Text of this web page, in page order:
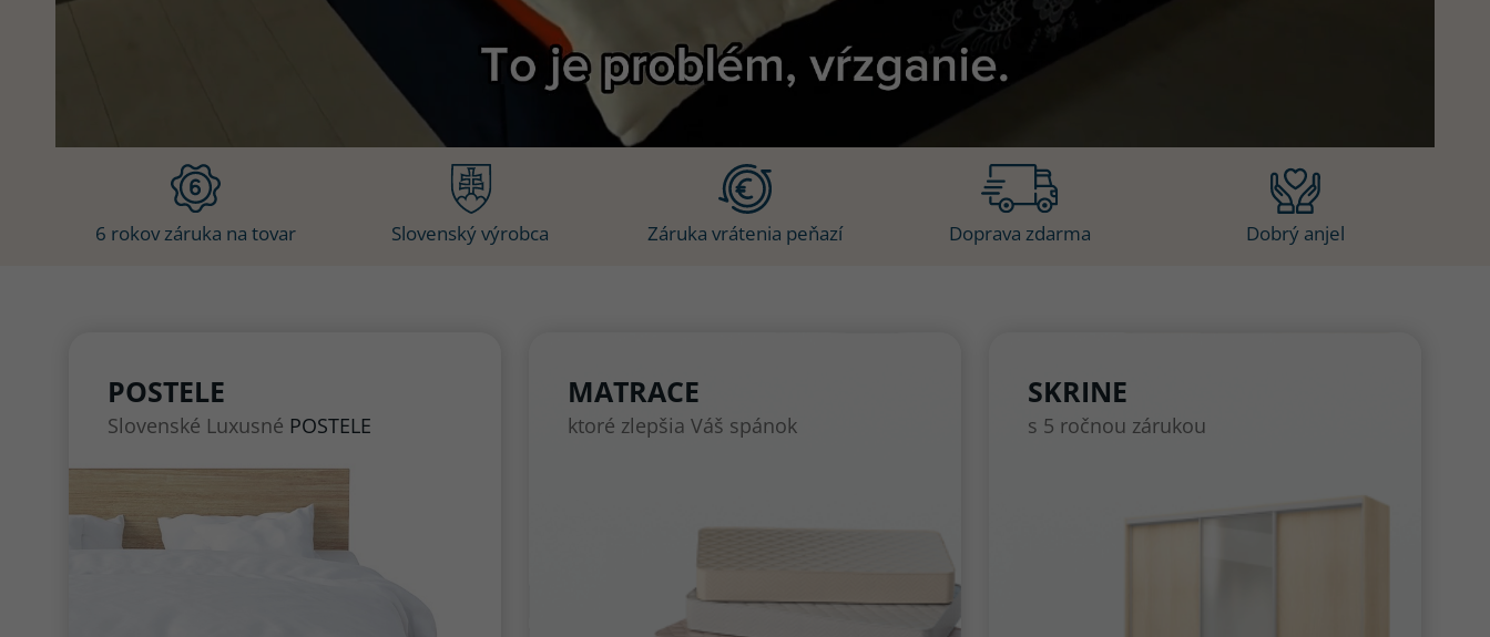
6 rokov záruka na tovar Slovenský výrobca Záruka vrátenia peňazí Doprava zdarma Dobrý anjel
POSTELE
Slovenské Luxusné POSTELE
MATRACE
ktoré zlepšia Váš spánok
SKRINE
s 5 ročnou zárukou